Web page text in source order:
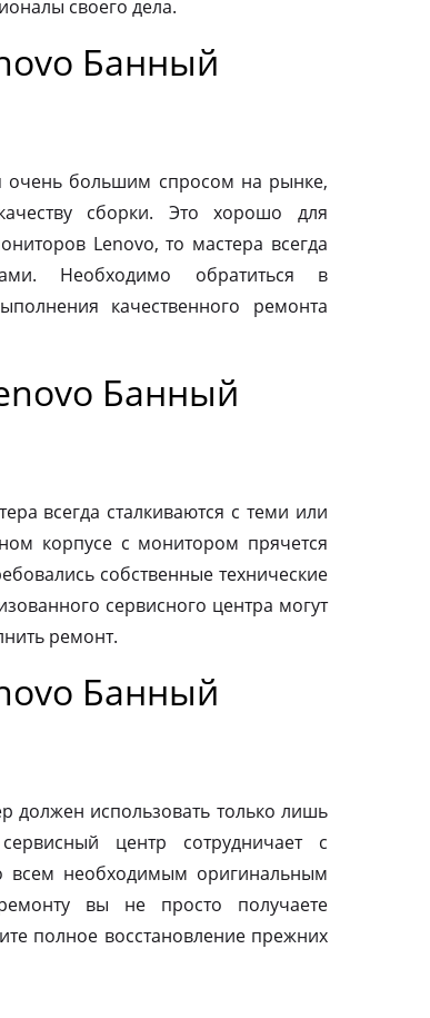
своего дела.
Банный
очень большим спросом на рынке,
сборки. Это хорошо для
Lenovo, то мастера всегда
Необходимо обратиться в
качественного ремонта
Банный
всегда сталкиваются с теми или
корпусе с монитором прячется
собственные технические
сервисного центра могут
ремонт.
Банный
должен использовать только лишь
центр сотрудничает с
всем необходимым оригинальным
вы не просто получаете
полное восстановление прежних